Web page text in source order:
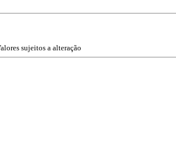
sujeitos a alteração